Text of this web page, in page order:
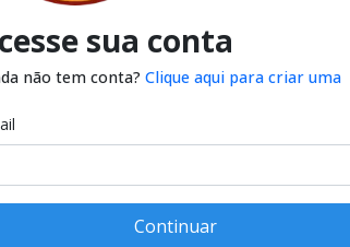
sua conta
não tem conta? Clique aqui para criar uma
Continuar